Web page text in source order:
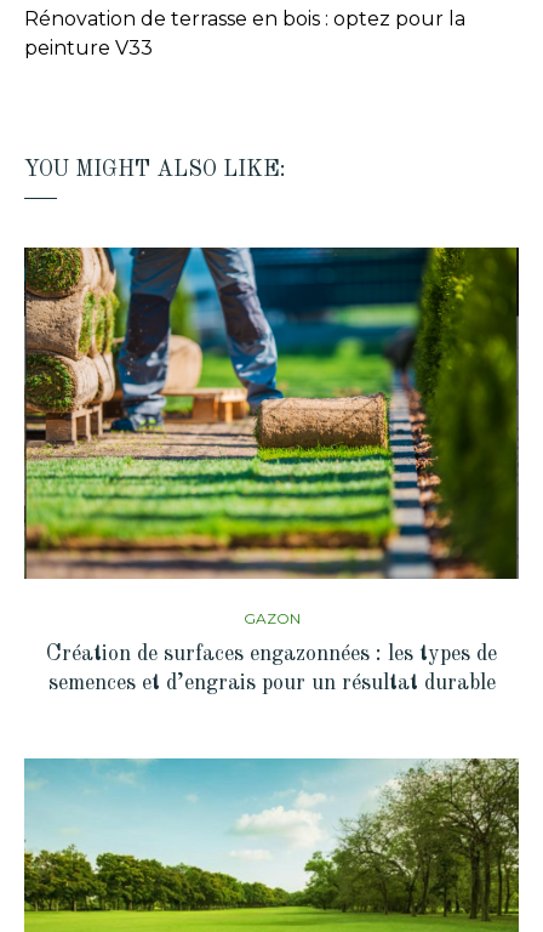
Rénovation de terrasse en bois : optez pour la
peinture V33
YOU MIGHT ALSO LIKE:
GAZON
Création de surfaces engazonnées : les types de
semences et d’engrais pour un résultat durable